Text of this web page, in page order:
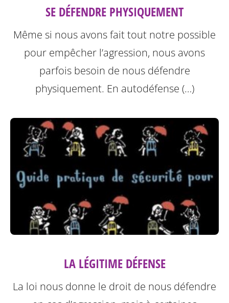
SE DÉFENDRE PHYSIQUEMENT
Même si nous avons fait tout notre possible
pour empêcher l’agression, nous avons
parfois besoin de nous défendre
physiquement. En autodéfense (…)
LA LÉGITIME DÉFENSE
La loi nous donne le droit de nous défendre